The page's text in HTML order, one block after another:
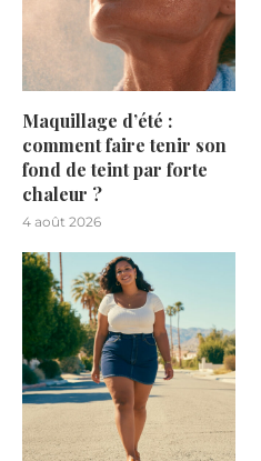
Maquillage d’été :
comment faire tenir son
fond de teint par forte
chaleur ?
4 août 2026